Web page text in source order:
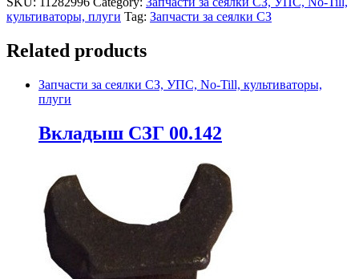
культиваторы, плуги Tag: Запчасти за сеялки СЗ
Related products
Запчасти за сеялки СЗ, УПС, No-Till, культиваторы,
плуги
Вкладыш СЗГ 00.142